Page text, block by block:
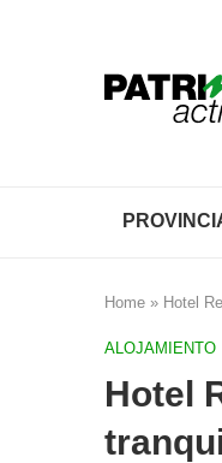
Home » Hotel
ALOJAMIENTO
Hotel